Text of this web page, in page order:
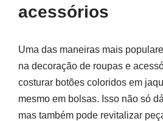
acessórios
Uma das maneiras mais
na decoração de roupas e
costurar botões coloridos em
mesmo em bolsas. Isso não só
mas também pode revitalizar